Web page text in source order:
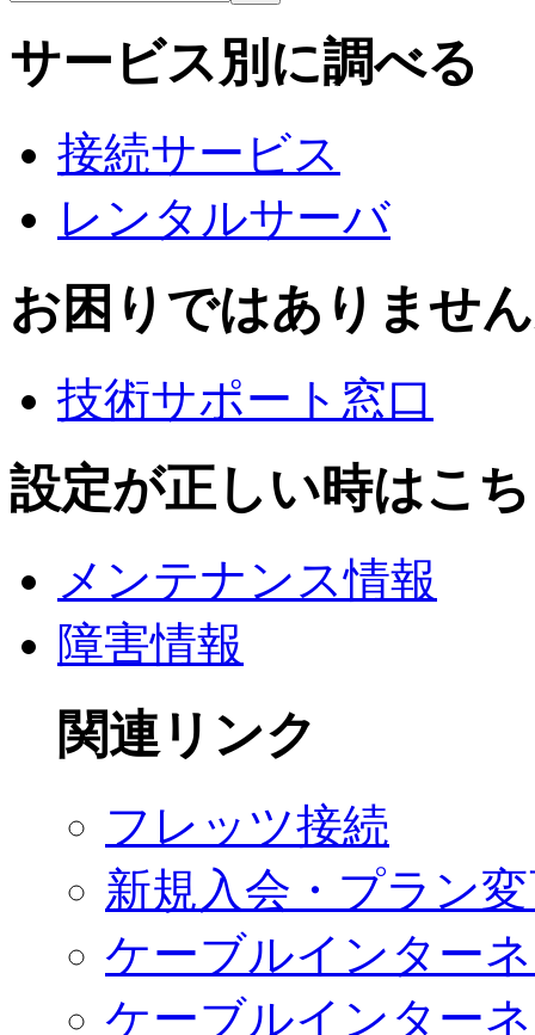
サービス別に調べる
接続サービス
レンタルサーバ
お困りではありませ
技術サポート窓口
設定が正しい時はこ
メンテナンス情報
障害情報
関連リンク
フレッツ接続
新規入会・プラン
ケーブルインター
ケーブルインター